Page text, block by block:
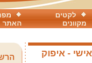
האתר
לקטים
מקוונים
- איפוק